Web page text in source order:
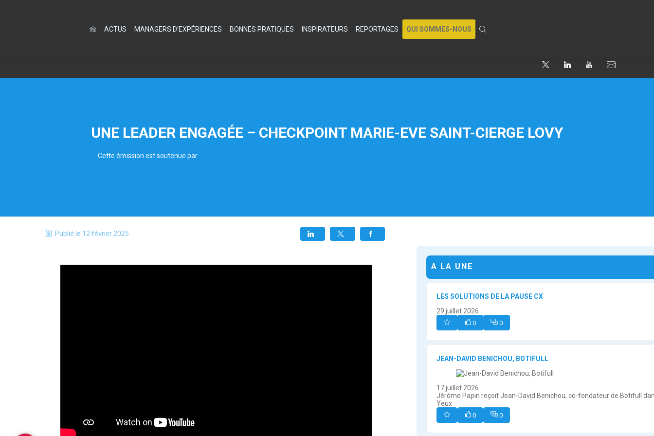
ACTUS MANAGERS D'EXPÉRIENCES BONNES PRATIQUES INSPIRATEURS REPORTAGES QUI SOMMES-NOUS
UNE LEADER ENGAGÉE – CHECKPOINT MARIE-EVE SAINT-CIERGE LOVY
Cette émission est soutenue par
Publié le 12 février 2025
A LA UNE
LES SOLUTIONS DE LA PAUSE CX
29 juillet 2026
0 0
JEAN-DAVID BENICHOU, BOTIFULL
17 juillet 2026
Jérôme Papin reçoit Jean-David Benichou, co-fondateur de Botifull
Yeux
0 0